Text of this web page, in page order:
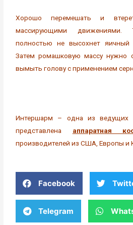
Хорошо перемешать и
массирующими движениями.
полностью не высохнет
Затем ромашковую массу нужно
вымыть голову с применением
Интершарм – одна из ведущих
представлена аппаратная
производителей из США, Европы и
Facebook
Telegram